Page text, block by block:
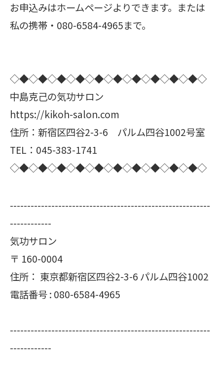
お申込みはホームページよりできます。または
私の携帯・080-6584-4965まで。
◇◆◇◆◇◆◇◆◇◆◇◆◇◆◇◆◇◆◇◆◇
中島克己の気功サロン
https://kikoh-salon.com
住所：新宿区四谷2-3-6 パルム四谷1002号室
TEL：045-383-1741
◇◆◇◆◇◆◇◆◇◆◇◆◇◆◇◆◇◆◇◆◇
----------------------------------------------------------
------------
気功サロン
〒 160-0004
住所： 東京都新宿区四谷2-3-6 パルム四谷1002
電話番号 : 080-6584-4965
----------------------------------------------------------
------------